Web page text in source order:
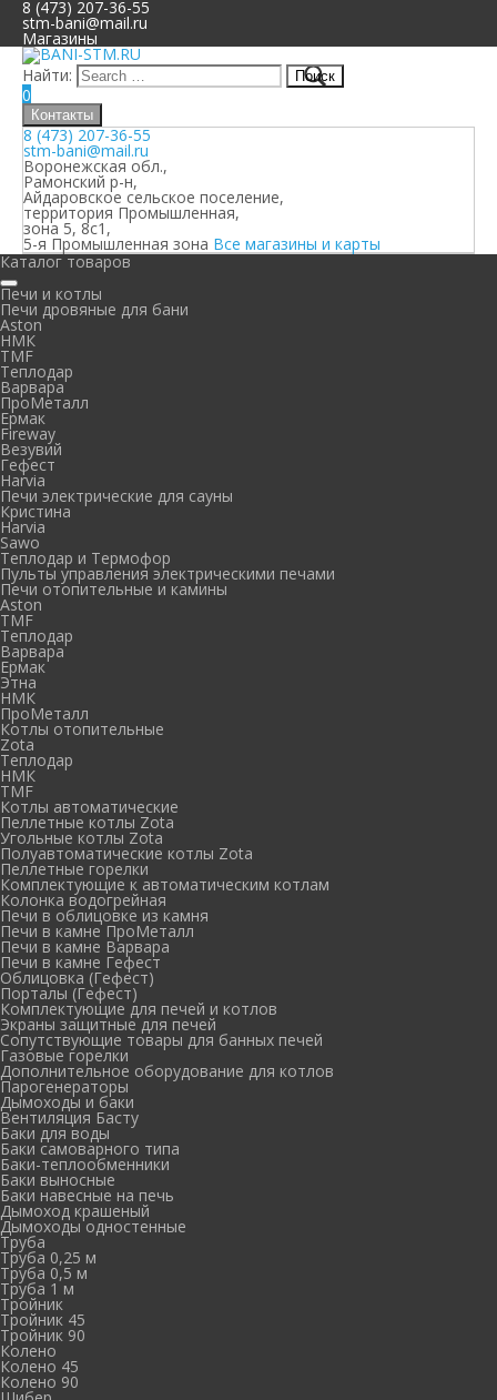
8 (473) 207-36-55
stm-bani@mail.ru
Магазины
Найти:
0
Контакты
8 (473) 207-36-55
stm-bani@mail.ru
Воронежская обл.,
Рамонский р-н,
Айдаровское сельское поселение,
территория Промышленная,
зона 5, 8с1,
5-я Промышленная зона Все магазины и карты
Каталог товаров
Печи и котлы
Печи дровяные для бани
Aston
НМК
TMF
Теплодар
Варвара
ПроМеталл
Ермак
Fireway
Везувий
Гефест
Harvia
Печи электрические для сауны
Кристина
Harvia
Sawo
Теплодар и Термофор
Пульты управления электрическими печами
Печи отопительные и камины
Aston
TMF
Теплодар
Варвара
Ермак
Этна
НМК
ПроМеталл
Котлы отопительные
Zota
Теплодар
НМК
TMF
Котлы автоматические
Пеллетные котлы Zota
Угольные котлы Zota
Полуавтоматические котлы Zota
Пеллетные горелки
Комплектующие к автоматическим котлам
Колонка водогрейная
Печи в облицовке из камня
Печи в камне ПроМеталл
Печи в камне Варвара
Печи в камне Гефест
Облицовка (Гефест)
Порталы (Гефест)
Комплектующие для печей и котлов
Экраны защитные для печей
Сопутствующие товары для банных печей
Газовые горелки
Дополнительное оборудование для котлов
Парогенераторы
Дымоходы и баки
Вентиляция Басту
Баки для воды
Баки самоварного типа
Баки-теплообменники
Баки выносные
Баки навесные на печь
Дымоход крашеный
Дымоходы одностенные
Труба
Труба 0,25 м
Труба 0,5 м
Труба 1 м
Тройник
Тройник 45
Тройник 90
Колено
Колено 45
Колено 90